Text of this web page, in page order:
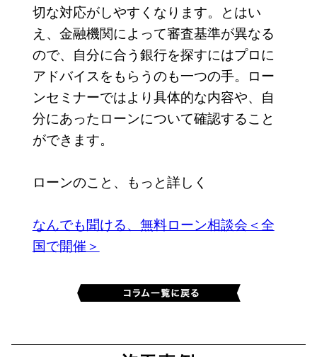
切な対応がしやすくなります。とはい
え、金融機関によって審査基準が異なる
ので、自分に合う銀行を探すにはプロに
アドバイスをもらうのも一つの手。ロー
ンセミナーではより具体的な内容や、自
分にあったローンについて確認すること
ができます。
ローンのこと、もっと詳しく
なんでも聞ける、無料ローン相談会＜全
国で開催＞